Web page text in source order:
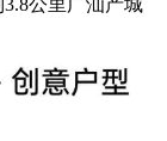
公里广汕产城